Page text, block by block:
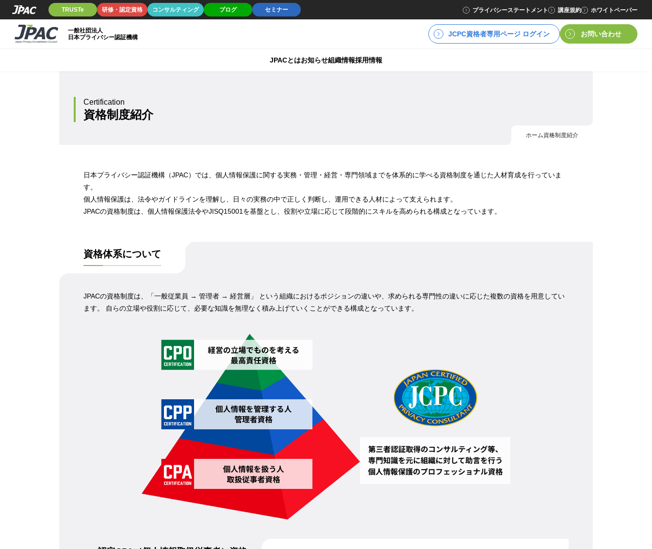
TRUSTe 研修・認定資格 コンサルティング ブログ セミナー プライバシーステートメント 講座規約 ホワイトペーパー
一般社団法人
日本プライバシー認証機構
JCPC資格者専用ページ ログイン お問い合わせ
JPACとはお知らせ組織情報採用情報
Certification
資格制度紹介
ホーム資格制度紹介
日本プライバシー認証機構（JPAC）では、個人情報保護に関する実務・管理・経営・専門領域までを体系的に学べる資格制度を通じた人材育成を行っていま
す。
個人情報保護は、法令やガイドラインを理解し、日々の実務の中で正しく判断し、運用できる人材によって支えられます。
JPACの資格制度は、個人情報保護法令やJISQ15001を基盤とし、役割や立場に応じて段階的にスキルを高められる構成となっています。
資格体系について
JPACの資格制度は、「一般従業員 → 管理者 → 経営層」 という組織におけるポジションの違いや、求められる専門性の違いに応じた複数の資格を用意してい
ます。 自らの立場や役割に応じて、必要な知識を無理なく積み上げていくことができる構成となっています。